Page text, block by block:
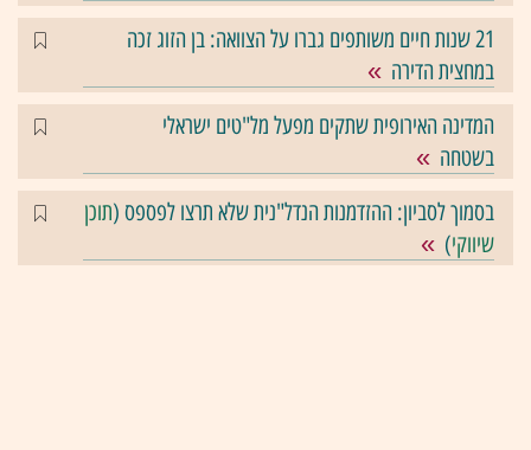
21 שנות חיים משותפים גברו על הצוואה: בן הזוג זכה
במחצית הדירה
המדינה האירופית שתקים מפעל מל"טים ישראלי
בשטחה
בסמוך לסביון: ההזדמנות הנדל"נית שלא תרצו לפספס (תוכן
שיווקי)